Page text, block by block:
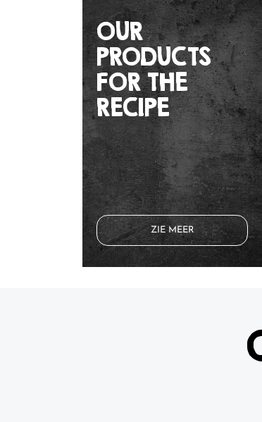
OUR
PRODUCTS
FOR THE
RECIPE
ZIE MEER